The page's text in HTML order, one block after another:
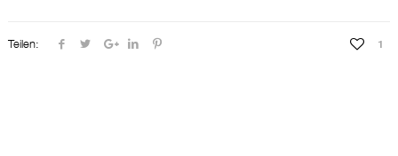
Teilen: 1